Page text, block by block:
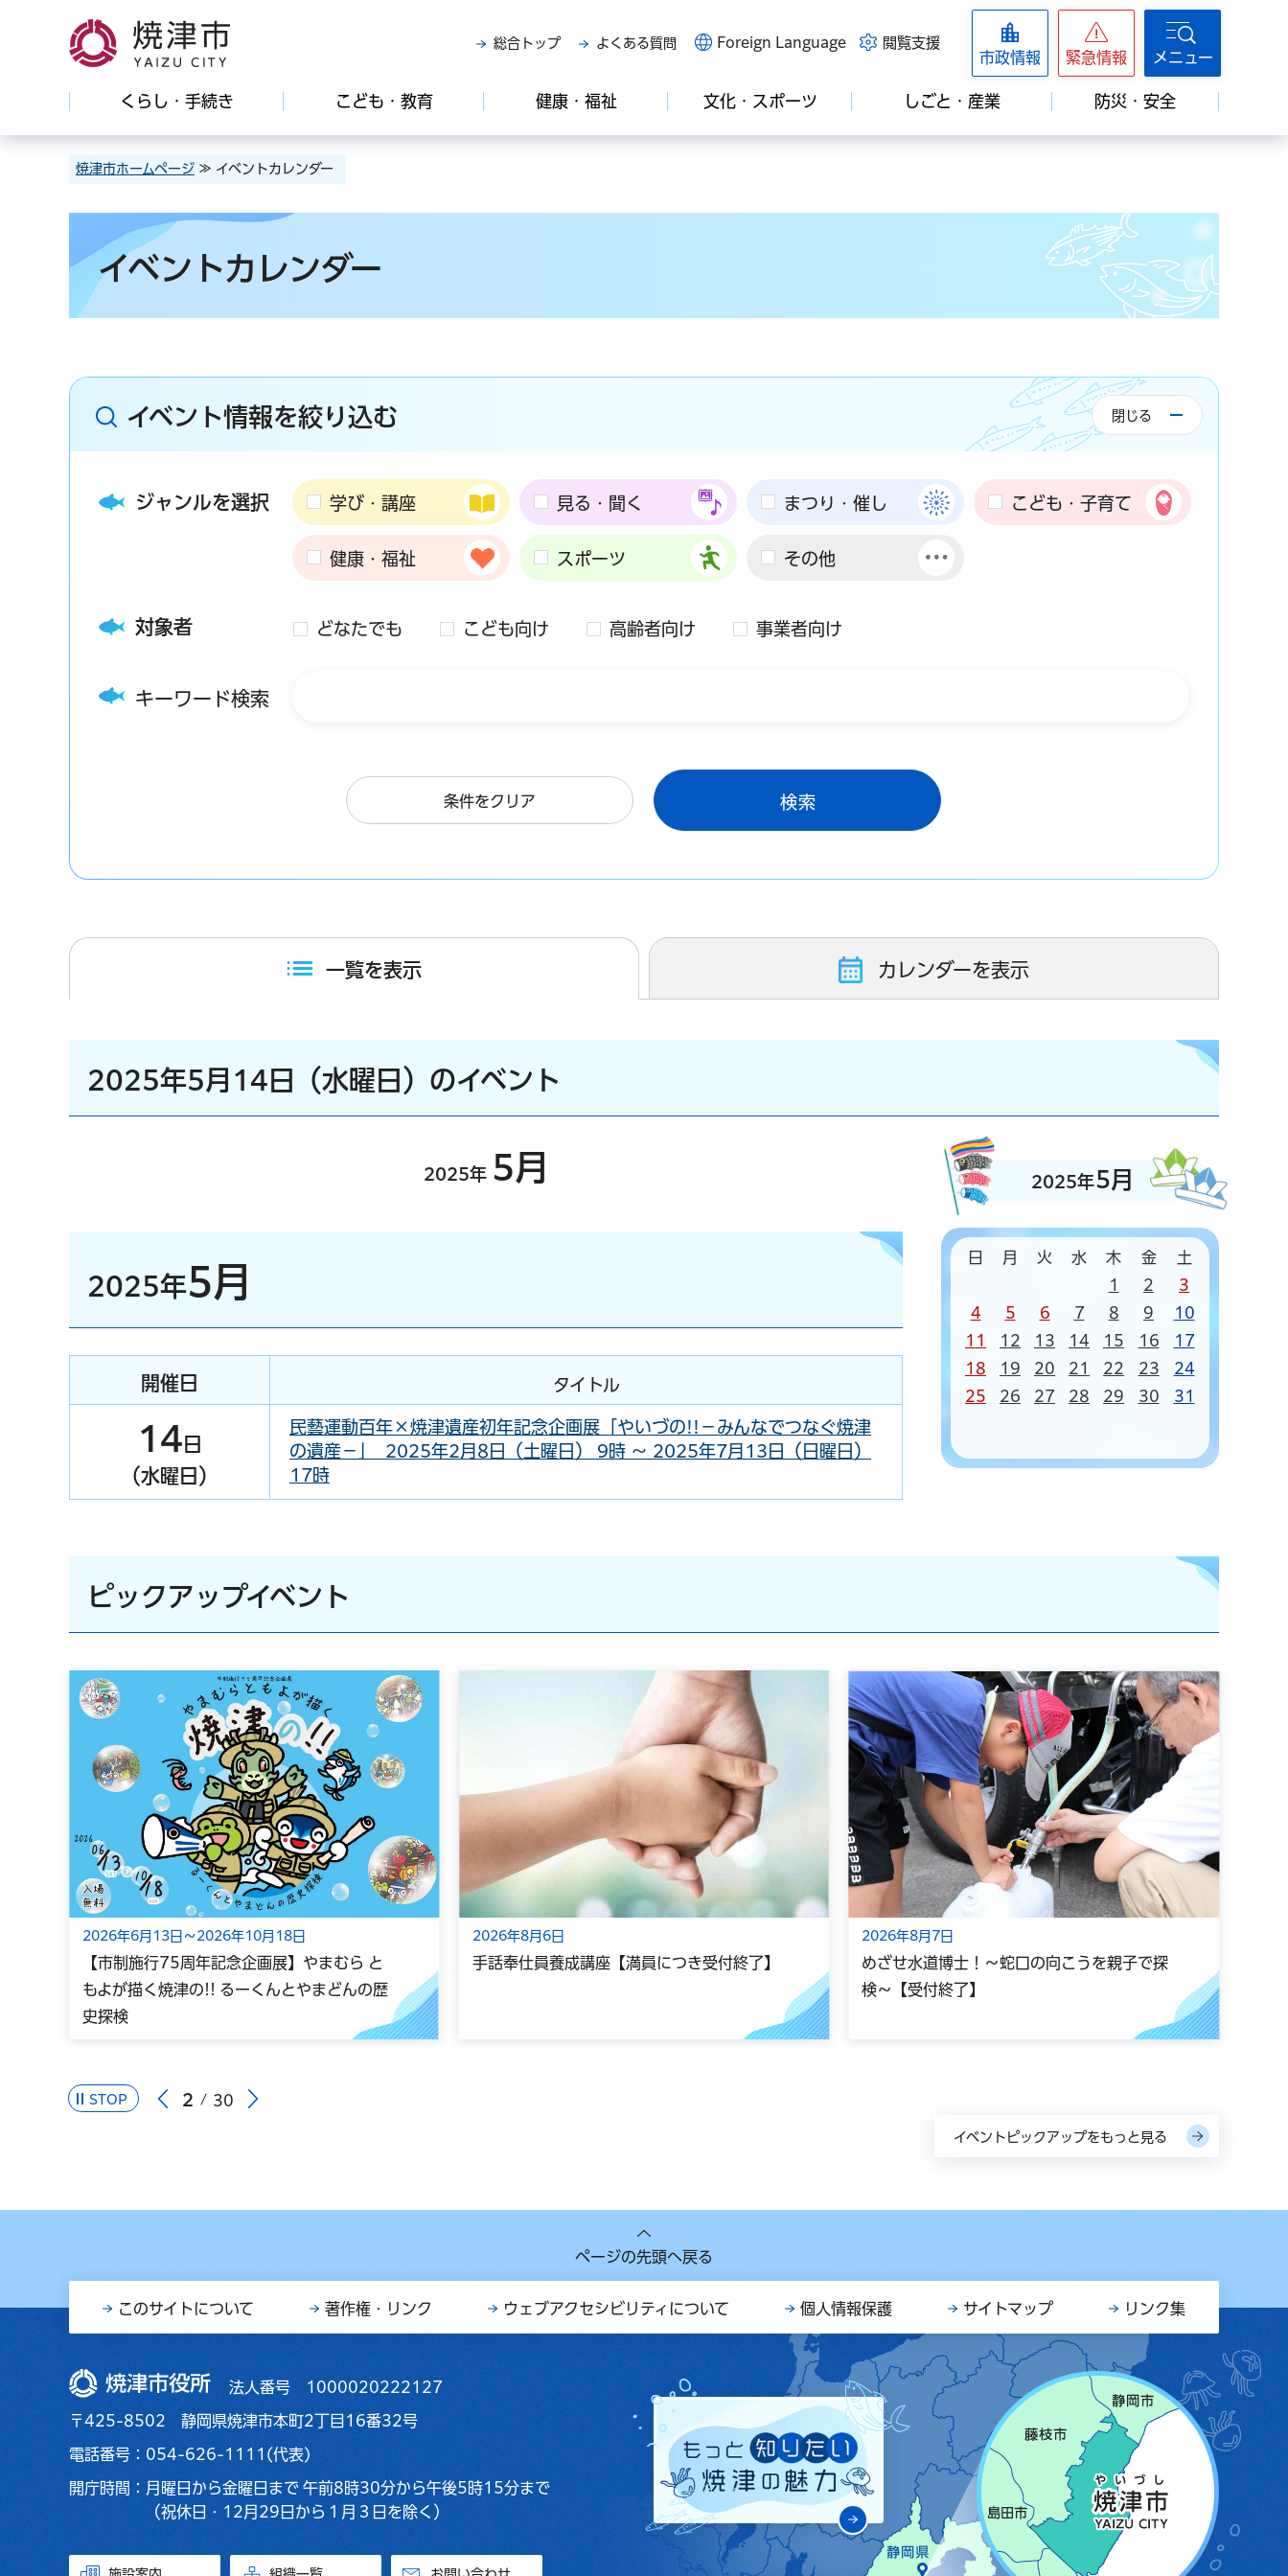
焼津市
総合トップ よくある質問 Foreign Language 閲覧支援
市政情報 緊急情報 メニュー
くらし・手続き こども・教育 健康・福祉 文化・スポーツ しごと・産業 防災・安全
焼津市ホームページ ≫ イベントカレンダー
イベントカレンダー
イベント情報を絞り込む 閉じる
ジャンルを選択 学び・講座 見る・聞く まつり・催し こども・子育て
健康・福祉 スポーツ その他
対象者 どなたでも こども向け 高齢者向け 事業者向け
キーワード検索
条件をクリア
一覧を表示 カレンダーを表示
2025年5月14日（水曜日）のイベント
2025年 5月
2025年5月
開催日 タイトル
14 日
（水曜日）
民藝運動百年×焼津遺産初年記念企画展「やいづの!!－みんなでつなぐ焼津
の遺産－」 2025年2月8日（土曜日） 9時 ～ 2025年7月13日（日曜日）
17時
2025年5月
日 月 火 水 木 金
土
1
2
3
4
5 6 7 8 9
10
11
12 13 14 15 16
17
18
19 20 21 22 23
24
25
26 27 28 29 30 31
ピックアップイベント
STOP 2 30
2026年6月13日～2026年10月18日
【市制施行75周年記念企画展】やまむら と
もよが描く焼津の!! るーくんとやまどんの歴
史探検
2026年8月6日
手話奉仕員養成講座【満員につき受付終了】
2026年8月7日
めざせ水道博士！～蛇口の向こうを親子で探
検～【受付終了】
イベントピックアップをもっと見る
ページの先頭へ戻る
このサイトについて 著作権・リンク ウェブアクセシビリティについて 個人情報保護 サイトマップ リンク集
焼津市役所 法人番号 1000020222127
〒425-8502 静岡県焼津市本町2丁目16番32号
電話番号：054-626-1111(代表)
開庁時間： 月曜日から金曜日まで 午前8時30分から午後5時15分まで
（祝休日・12月29日から１月３日を除く）